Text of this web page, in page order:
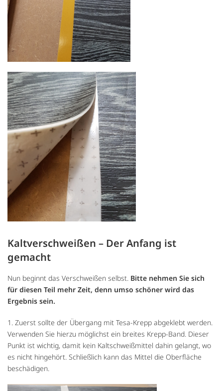
Kaltverschweißen – Der Anfang ist
gemacht
Nun beginnt das Verschweißen selbst. Bitte nehmen Sie sich
für diesen Teil mehr Zeit, denn umso schöner wird das
Ergebnis sein.
1. Zuerst sollte der Übergang mit Tesa-Krepp abgeklebt werden.
Verwenden Sie hierzu möglichst ein breites Krepp-Band. Dieser
Punkt ist wichtig, damit kein Kaltschweißmittel dahin gelangt, wo
es nicht hingehört. Schließlich kann das Mittel die Oberfläche
beschädigen.